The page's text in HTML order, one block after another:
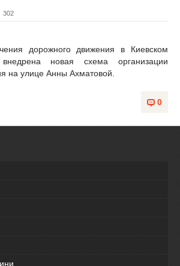
302
дорожного движения в Киевском
новая схема организации
на улице Анны Ахматовой.
0